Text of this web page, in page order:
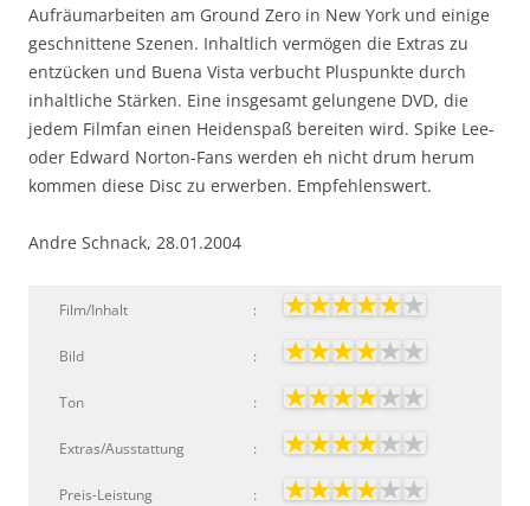
Aufräumarbeiten am Ground Zero in New York und einige
geschnittene Szenen. Inhaltlich vermögen die Extras zu
entzücken und Buena Vista verbucht Pluspunkte durch
inhaltliche Stärken. Eine insgesamt gelungene DVD, die
jedem Filmfan einen Heidenspaß bereiten wird. Spike Lee-
oder Edward Norton-Fans werden eh nicht drum herum
kommen diese Disc zu erwerben. Empfehlenswert.
Andre Schnack, 28.01.2004
Film/Inhalt :
Bild :
Ton :
Extras/Ausstattung :
Preis-Leistung :